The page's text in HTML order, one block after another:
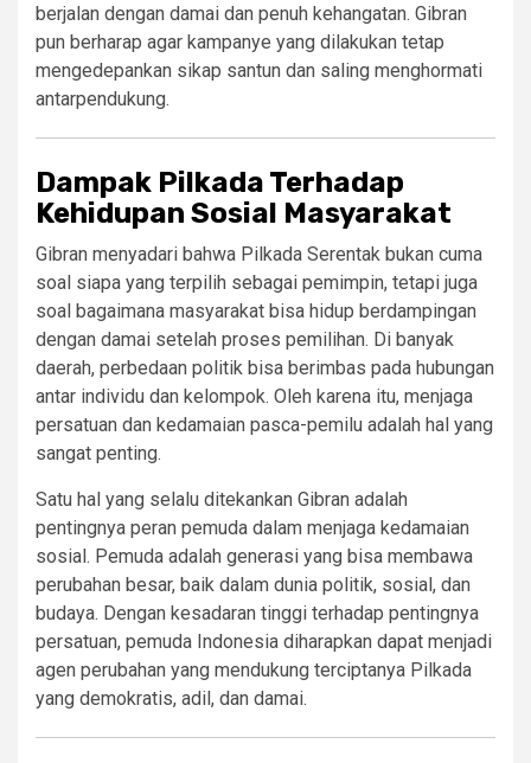
berjalan dengan damai dan penuh kehangatan. Gibran
pun berharap agar kampanye yang dilakukan tetap
mengedepankan sikap santun dan saling menghormati
antarpendukung.
Dampak Pilkada Terhadap
Kehidupan Sosial Masyarakat
Gibran menyadari bahwa Pilkada Serentak bukan cuma
soal siapa yang terpilih sebagai pemimpin, tetapi juga
soal bagaimana masyarakat bisa hidup berdampingan
dengan damai setelah proses pemilihan. Di banyak
daerah, perbedaan politik bisa berimbas pada hubungan
antar individu dan kelompok. Oleh karena itu, menjaga
persatuan dan kedamaian pasca-pemilu adalah hal yang
sangat penting.
Satu hal yang selalu ditekankan Gibran adalah
pentingnya peran pemuda dalam menjaga kedamaian
sosial. Pemuda adalah generasi yang bisa membawa
perubahan besar, baik dalam dunia politik, sosial, dan
budaya. Dengan kesadaran tinggi terhadap pentingnya
persatuan, pemuda Indonesia diharapkan dapat menjadi
agen perubahan yang mendukung terciptanya Pilkada
yang demokratis, adil, dan damai.